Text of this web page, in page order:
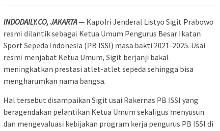
INDODAILY.CO, JAKARTA— Kapolri Jenderal Listyo Sigit Prabowo
resmi dilantik sebagai Ketua Umum Pengurus Besar Ikatan
Sport Sepeda Indonesia (PB ISSI) masa bakti 2021-2025. Usai
resmi menjabat Ketua Umum, Sigit berjanji bakal
meningkatkan prestasi atlet-atlet sepeda sehingga bisa
mengharumkan nama bangsa.
Hal tersebut disampaikan Sigit usai Rakernas PB ISSI yang
beragendakan pelantikan Ketua Umum sekaligus menyusun
dan mengevaluasi kebijakan program kerja pengurus PB ISSI di